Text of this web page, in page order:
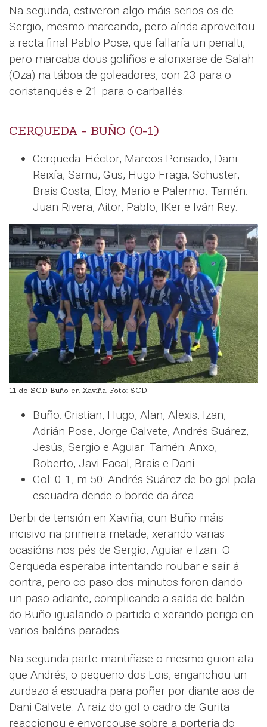
Na segunda, estiveron algo máis serios os de
Sergio, mesmo marcando, pero aínda aproveitou
a recta final Pablo Pose, que fallaría un penalti,
pero marcaba dous goliños e alonxarse de Salah
(Oza) na táboa de goleadores, con 23 para o
coristanqués e 21 para o carballés.
CERQUEDA - BUÑO (0-1)
Cerqueda: Héctor, Marcos Pensado, Dani
Reixía, Samu, Gus, Hugo Fraga, Schuster,
Brais Costa, Eloy, Mario e Palermo. Tamén:
Juan Rivera, Aitor, Pablo, IKer e Iván Rey.
11 do SCD Buño en Xaviña. Foto: SCD
Buño: Cristian, Hugo, Alan, Alexis, Izan,
Adrián Pose, Jorge Calvete, Andrés Suárez,
Jesús, Sergio e Aguiar. Tamén: Anxo,
Roberto, Javi Facal, Brais e Dani.
Gol: 0-1, m.50: Andrés Suárez de bo gol pola
escuadra dende o borde da área.
Derbi de tensión en Xaviña, cun Buño máis
incisivo na primeira metade, xerando varias
ocasións nos pés de Sergio, Aguiar e Izan. O
Cerqueda esperaba intentando roubar e saír á
contra, pero co paso dos minutos foron dando
un paso adiante, complicando a saída de balón
do Buño igualando o partido e xerando perigo en
varios balóns parados.
Na segunda parte mantiñase o mesmo guion ata
que Andrés, o pequeno dos Lois, enganchou un
zurdazo á escuadra para poñer por diante aos de
Dani Calvete. A raíz do gol o cadro de Gurita
reaccionou e envorcouse sobre a porteria do